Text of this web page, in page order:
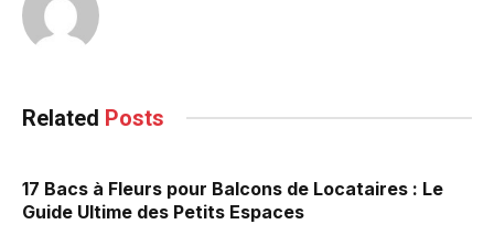
Related Posts
17 Bacs à Fleurs pour Balcons de Locataires : Le
Guide Ultime des Petits Espaces